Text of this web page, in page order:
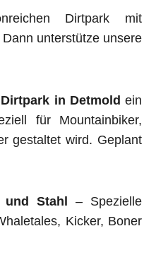
Dirtpark mit
unterstütze unsere
in Detmold ein
für Mountainbiker,
gestaltet wird. Geplant
Stahl
– Spezielle
Kicker, Boner